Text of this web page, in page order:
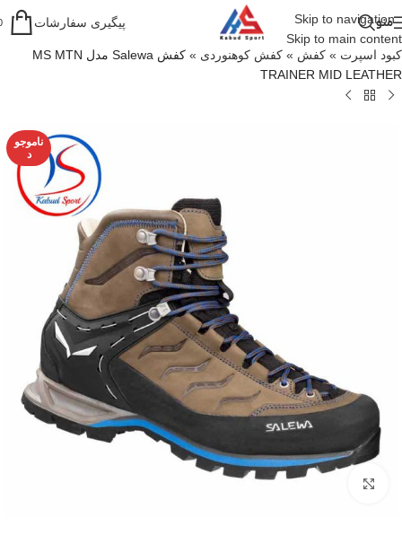
Skip to navigation
Skip to main content
منو پیگیری سفارشات
کبود اسپرت » کفش » کفش کوهنوردی »
کفش Salewa مدل MS MTN
TRAINER MID LEATHER
ناموجو
د
بزرگنمایی تصویر